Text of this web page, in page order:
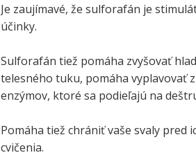
Je zaujímavé, že sulforafán je
účinky.
Sulforafán tiež pomáha zvyšovať
telesného tuku, pomáha vyplavovať
enzýmov, ktoré sa podieľajú na
Pomáha tiež chrániť vaše svaly pred
cvičenia.